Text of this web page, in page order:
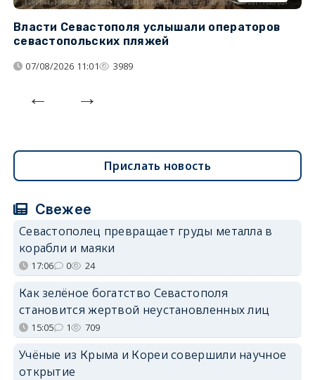
Власти Севастополя услышали операторов
севастопольских пляжей
07/08/2026 11:01 3989
Прислать новость
Свежее
Севастополец превращает груды металла в
корабли и маяки
17:06 0 24
Как зелёное богатство Севастополя
становится жертвой неустановленных лиц
15:05 1 709
Учёные из Крыма и Кореи совершили научное
открытие